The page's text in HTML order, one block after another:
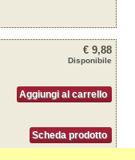
€ 9,88
Disponibile
Aggiungi al carrello
Scheda prodotto